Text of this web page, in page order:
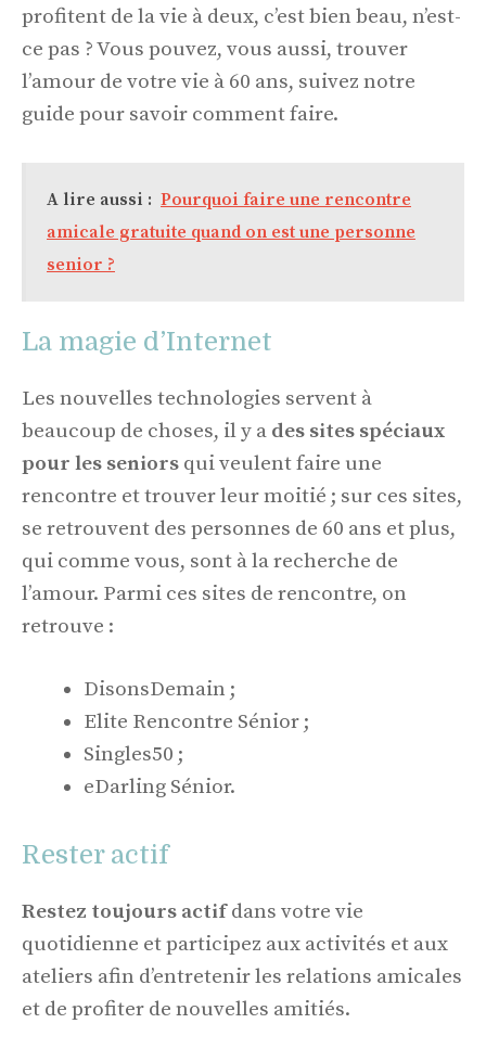
profitent de la vie à deux, c’est bien beau, n’est-
ce pas ? Vous pouvez, vous aussi, trouver
l’amour de votre vie à 60 ans, suivez notre
guide pour savoir comment faire.
A lire aussi : Pourquoi faire une rencontre
amicale gratuite quand on est une personne
senior ?
La magie d’Internet
Les nouvelles technologies servent à
beaucoup de choses, il y a des sites spéciaux
pour les seniors qui veulent faire une
rencontre et trouver leur moitié ; sur ces sites,
se retrouvent des personnes de 60 ans et plus,
qui comme vous, sont à la recherche de
l’amour. Parmi ces sites de rencontre, on
retrouve :
DisonsDemain ;
Elite Rencontre Sénior ;
Singles50 ;
eDarling Sénior.
Rester actif
Restez toujours actifdans votre vie
quotidienne et participez aux activités et aux
ateliers afin d’entretenir les relations amicales
et de profiter de nouvelles amitiés.